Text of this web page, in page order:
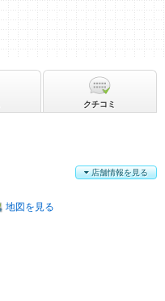
地図を見る
店舗情報を見る
クチコミ